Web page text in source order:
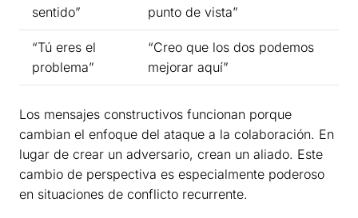
sentido”
punto de vista”
“Tú eres el
problema”
“Creo que los dos podemos
mejorar aquí”
Los mensajes constructivos funcionan porque
cambian el enfoque del ataque a la colaboración. En
lugar de crear un adversario, crean un aliado. Este
cambio de perspectiva es especialmente poderoso
en situaciones de conflicto recurrente.